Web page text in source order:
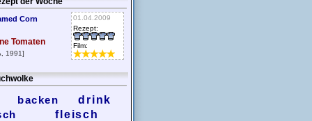
01.04.2009
Rezept:
Film:
Corn
Tomaten
1991]
backen
drink
fleisch